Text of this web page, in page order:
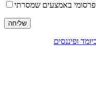
פרסומי באמצעים שמסרתי